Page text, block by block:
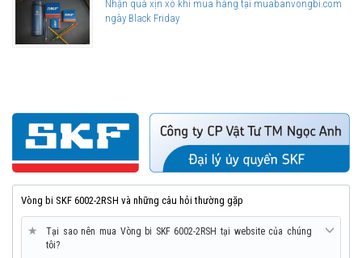
Nhận quà xịn xò khi mua hàng tại muabanvongbi.com
ngày Black Friday
Vòng bi SKF 6002-2RSH và những câu hỏi thường gặp
★
Tại sao nên mua Vòng bi SKF 6002-2RSH tại website của chúng
tôi?